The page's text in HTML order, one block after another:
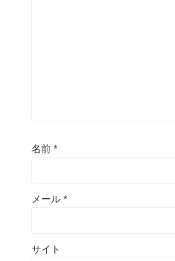
名前 *
メール *
サイト